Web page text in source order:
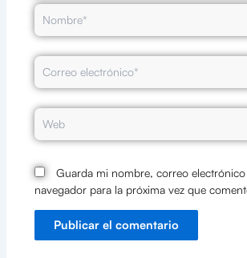
Nombre*
Correo
electrónico*
Web
Guarda mi nombre, correo electrónico
navegador para la próxima vez que